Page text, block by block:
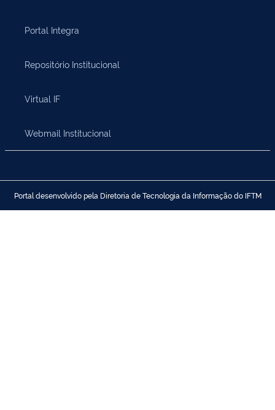
Portal Integra
Repositório Institucional
Virtual IF
Webmail Institucional
Portal desenvolvido pela Diretoria de Tecnologia da Informação do IFTM